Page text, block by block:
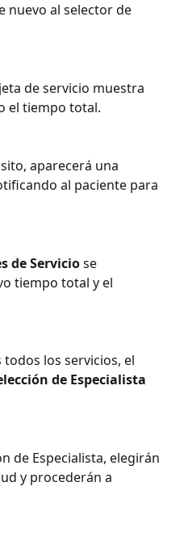
nuevo al selector de
de servicio muestra
el tiempo total.
aparecerá una
al paciente para
de Servicio se
tiempo total y el
todos los servicios, el
de Especialista
de Especialista, elegirán
y procederán a